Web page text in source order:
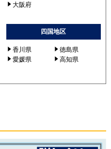
大阪府
四国地区
香川県
徳島県
愛媛県
高知県